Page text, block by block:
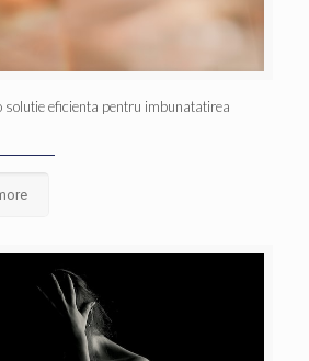
solutie eficienta pentru imbunatatirea